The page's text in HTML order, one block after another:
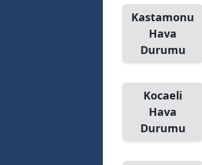
Kastamonu
Hava
Durumu
Kocaeli
Hava
Durumu